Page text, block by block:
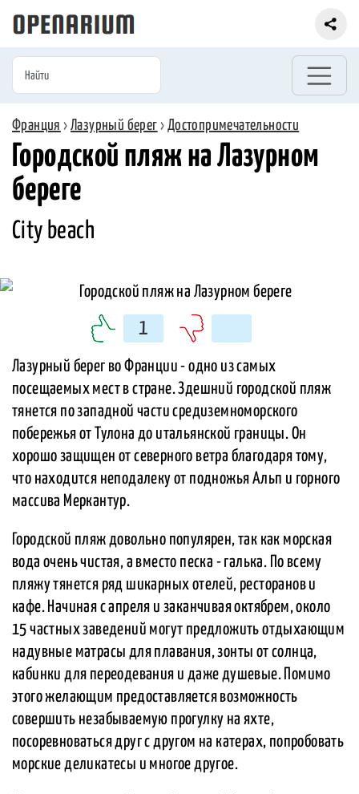
Франция ›Лазурный берег › Достопримечательности
Городской пляж на Лазурном
береге
Сity beach
1
Лазурный берег во Франции - одно из самых
посещаемых мест в стране. Здешний городской пляж
тянется по западной части средиземноморского
побережья от Тулона до итальянской границы. Он
хорошо защищен от северного ветра благодаря тому,
что находится неподалеку от подножья Альп и горного
массива Меркантур.
Городской пляж довольно популярен, так как морская
вода очень чистая, а вместо песка - галька. По всему
пляжу тянется ряд шикарных отелей, ресторанов и
кафе. Начиная с апреля и заканчивая октябрем, около
15 частных заведений могут предложить отдыхающим
надувные матрасы для плавания, зонты от солнца,
кабинки для переодевания и даже душевые. Помимо
этого желающим предоставляется возможность
совершить незабываемую прогулку на яхте,
посоревноваться друг с другом на катерах, попробовать
морские деликатесы и многое другое.